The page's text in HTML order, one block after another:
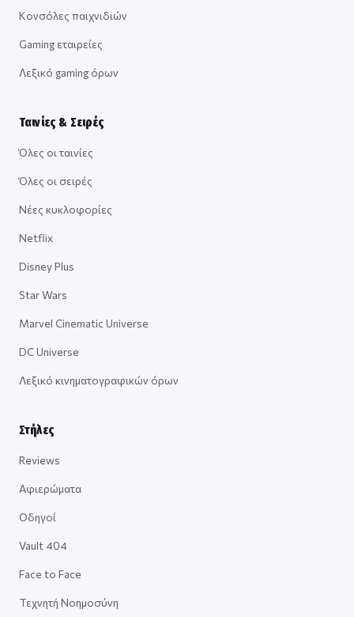
Κονσόλες παιχνιδιών
Gaming εταιρείες
Λεξικό gaming όρων
Ταινίες & Σειρές
Όλες οι ταινίες
Όλες οι σειρές
Νέες κυκλοφορίες
Netflix
Disney Plus
Star Wars
Marvel Cinematic Universe
DC Universe
Λεξικό κινηματογραφικών όρων
Στήλες
Reviews
Αφιερώματα
Οδηγοί
Vault 404
Face to Face
Τεχνητή Νοημοσύνη